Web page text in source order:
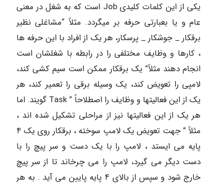
یکی از این کلمات کلیدی Job است که به شغل در معنی
عام و یا بعبارتی حرفه بر میگردد. مثلاً “مشاغلی نظیر
برقکار _ جوشکار _ پرسکار، هر یک از افراد با این حرفه ها
، کارها و وظایف مختلفی را در رابطه با شغلشان است
انجام دهند مثلاً” یک برقکار ممکن است سیم کشی کند،
لامپی را تعویض کند، یک وسیله برقی را تعمیر کند، هر
یک از این فعالیتها و وظایف را اصطلاحاً ” Task گویند. اما
هر یک از این فعالیتها نیز از مراحلی تشکیل شده اند ،
مثلاً ” جهت تعویض یک لامپ سوخته ، برقکار روی یک ۴
پایه می ایستد ، لامپ را با یک دست و سر پیچ را با
دست دیگر می گیرد، لامپ را می چرخاند تا از سر پیچ
خارج شود و سپس از بالای ۴ پایه پایین می آید . به هر